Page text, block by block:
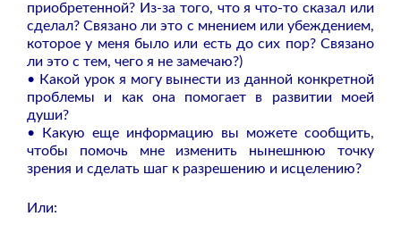
приобретенной? Из-за того, что я что-то сказал или
сделал? Связано ли это с мнением или убеждением,
которое у меня было или есть до сих пор? Связано
ли это с тем, чего я не замечаю?)
• Какой урок я могу вынести из данной конкретной
проблемы и как она помогает в развитии моей
души?
• Какую еще информацию вы можете сообщить,
чтобы помочь мне изменить нынешнюю точку
зрения и сделать шаг к разрешению и исцелению?
Или: